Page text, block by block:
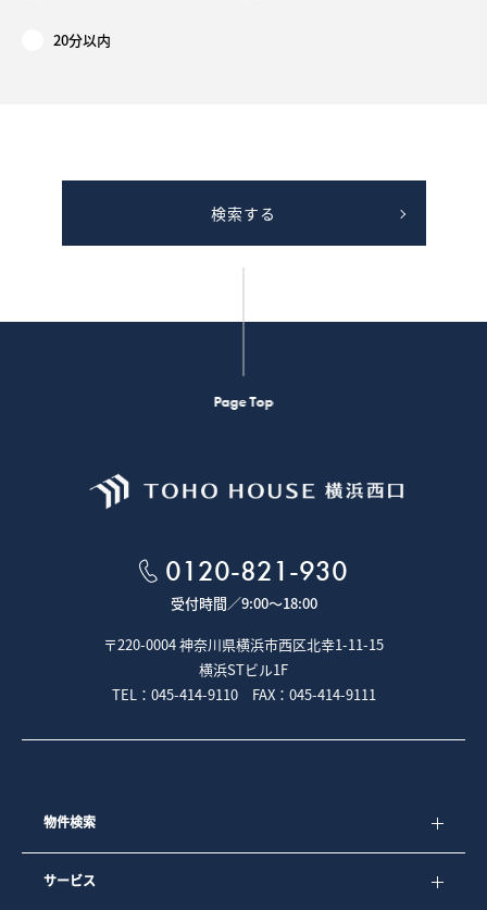
20分以内
検索する
Page Top
0120-821-930
受付時間／9:00～18:00
〒220-0004 神奈川県横浜市西区北幸1-11-15
横浜STビル1F
TEL：045-414-9110 FAX：045-414-9111
物件検索
サービス